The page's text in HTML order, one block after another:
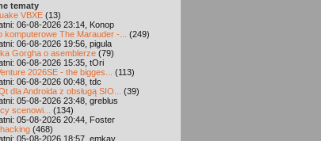
tematy
VBXE (13)
06-08-2026 23:14, Konop
komputerowe The Marauder -...
(249)
06-08-2026 19:56, pigula
Gorgha o asemblerze (79)
06-08-2026 15:35, tOri
2026SE - the bigges...
(113)
06-08-2026 00:48, tdc
dla Androida z obsługą SIO...
(39)
05-08-2026 23:48, greblus
scenowi...
(134)
05-08-2026 20:44, Foster
(468)
05-08-2026 18:57, emkay